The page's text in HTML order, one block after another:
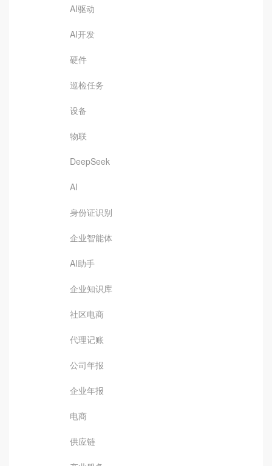
AI驱动
AI开发
硬件
巡检任务
设备
物联
DeepSeek
AI
身份证识别
企业智能体
AI助手
企业知识库
社区电商
代理记账
公司年报
企业年报
电商
供应链